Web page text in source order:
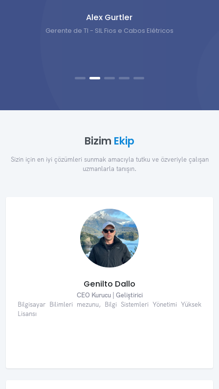
Alex Gurtler
Gerente de TI - SIL Fios e Cabos Elétricos
Bizim Ekip
Sizin için en iyi çözümleri sunmak amacıyla tutku ve özveriyle çalışan
uzmanlarla tanışın.
Genilto Dallo
CEO Kurucu | Geliştirici
Bilgisayar Bilimleri mezunu, Bilgi Sistemleri Yönetimi Yüksek
Lisansı